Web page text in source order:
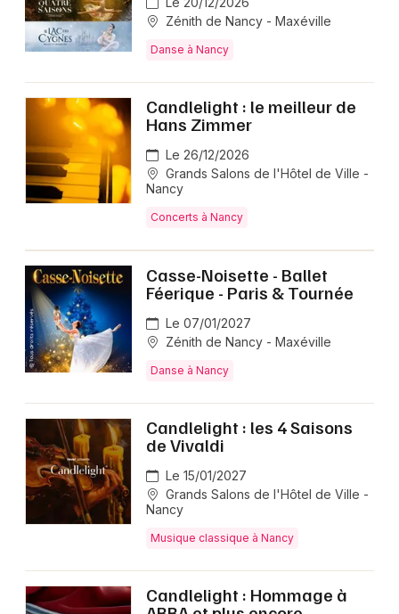
Zénith de Nancy - Maxéville
Danse à Nancy
Candlelight : le meilleur de
Hans Zimmer
Le 26/12/2026
Grands Salons de l'Hôtel de Ville -
Nancy
Concerts à Nancy
Casse-Noisette - Ballet
Féerique - Paris & Tournée
Le 07/01/2027
Zénith de Nancy - Maxéville
Danse à Nancy
Candlelight : les 4 Saisons
de Vivaldi
Le 15/01/2027
Grands Salons de l'Hôtel de Ville -
Nancy
Musique classique à Nancy
Candlelight : Hommage à